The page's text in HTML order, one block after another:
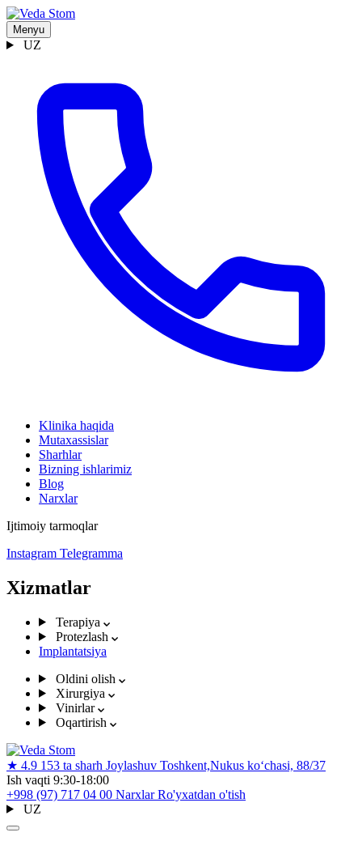
Menyu
UZ
Klinika haqida
Mutaxassislar
Sharhlar
Bizning ishlarimiz
Blog
Narxlar
Ijtimoiy tarmoqlar
Instagram Telegramma
Xizmatlar
Terapiya
Protezlash
Implantatsiya
Oldini olish
Xirurgiya
Vinirlar
Oqartirish
★ 4.9 153 ta sharh Joylashuv Toshkent,Nukus ko‘chasi, 88/37
Ish vaqti 9:30-18:00
+998 (97) 717 04 00 NarxlarRo'yxatdan o'tish
UZ